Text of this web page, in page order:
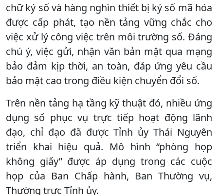
chữ ký số và hàng nghìn thiết bị ký số mã hóa
được cấp phát, tạo nền tảng vững chắc cho
việc xử lý công việc trên môi trường số. Đáng
chú ý, việc gửi, nhận văn bản mật qua mạng
bảo đảm kịp thời, an toàn, đáp ứng yêu cầu
bảo mật cao trong điều kiện chuyển đổi số.
Trên nền tảng hạ tầng kỹ thuật đó, nhiều ứng
dụng số phục vụ trực tiếp hoạt động lãnh
đạo, chỉ đạo đã được Tỉnh ủy Thái Nguyên
triển khai hiệu quả. Mô hình “phòng họp
không giấy” được áp dụng trong các cuộc
họp của Ban Chấp hành, Ban Thường vụ,
Thường trực Tỉnh ủy.